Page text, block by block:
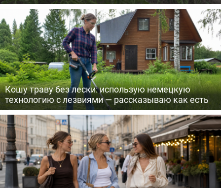
Кошу траву без лески: использую немецкую
технологию с лезвиями — рассказываю как есть